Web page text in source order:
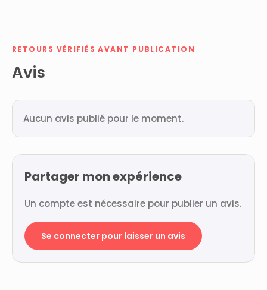
RETOURS VÉRIFIÉS AVANT PUBLICATION
Avis
Aucun avis publié pour le moment.
Partager mon expérience
Un compte est nécessaire pour publier un avis.
Se connecter pour laisser un avis